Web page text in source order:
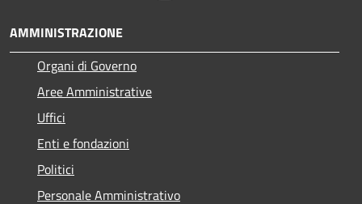
AMMINISTRAZIONE
Organi di Governo
Aree Amministrative
Uffici
Enti e fondazioni
Politici
Personale Amministrativo